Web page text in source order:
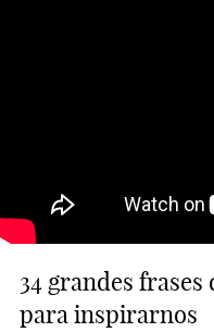
34 grandes frases
para inspirarnos